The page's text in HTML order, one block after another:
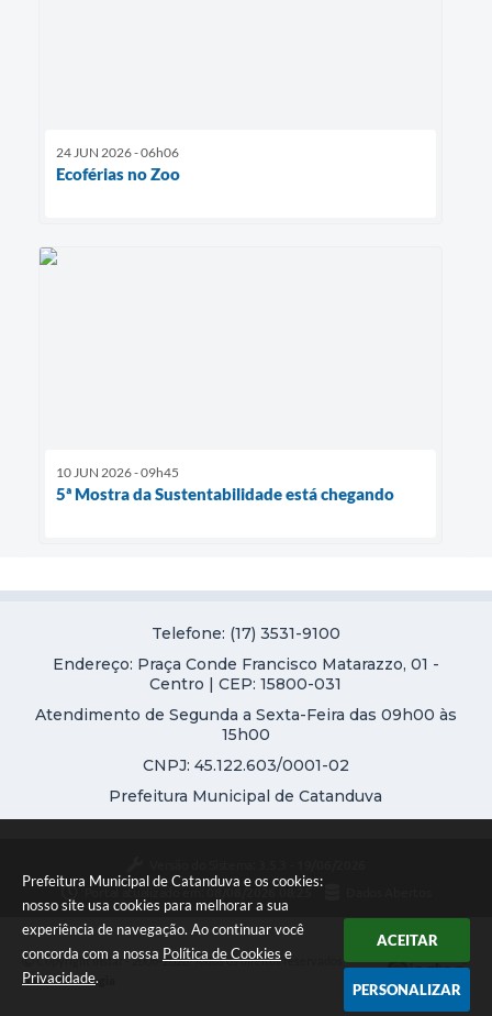
Prefeitura Municipal de Catanduva e os cookies:
nosso site usa cookies para melhorar a sua
experiência de navegação. Ao continuar você
concorda com a nossa Política de Cookies e
Privacidade.
ACEITAR
PERSONALIZAR
24 JUN 2026 - 06h06
Ecoférias no Zoo
10 JUN 2026 - 09h45
5ª Mostra da Sustentabilidade está chegando
Telefone: (17) 3531-9100
Endereço: Praça Conde Francisco Matarazzo, 01 -
Centro | CEP: 15800-031
Atendimento de Segunda a Sexta-Feira das 09h00 às
15h00
CNPJ: 45.122.603/0001-02
Prefeitura Municipal de Catanduva
Portal atualizado em:
Copyright Instar - 2006-2026. Todos os direitos reservados -
Instar Tecnologia